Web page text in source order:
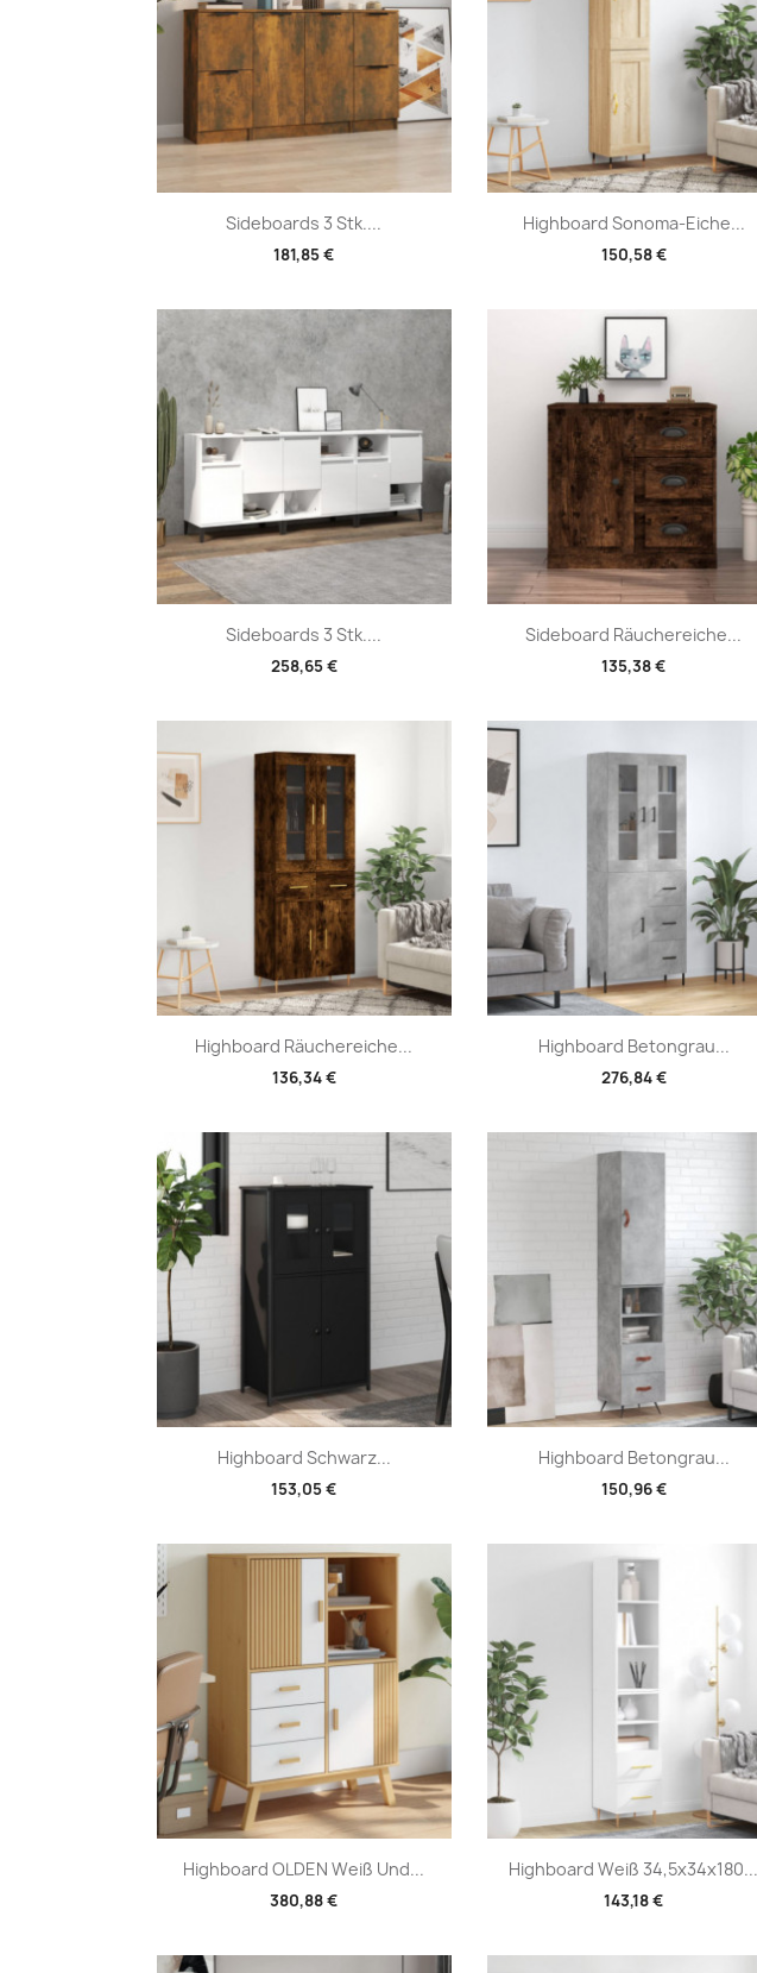
Sideboards 3 Stk....
181,85 €
Vorschau Highboard Sonoma-Eiche...
150,58 €
Vorschau
Sideboards 3 Stk....
258,65 €
Vorschau Sideboard Räuchereiche...
135,38 €
Vorschau
Highboard Räuchereiche...
136,34 €
Vorschau Highboard Betongrau...
276,84 €
Vorschau
Highboard Schwarz...
153,05 €
Vorschau Highboard Betongrau...
150,96 €
Vorschau
Highboard OLDEN Weiß Und...
380,88 €
Vorschau Highboard Weiß 34,5x34x180...
143,18 €
Vorschau